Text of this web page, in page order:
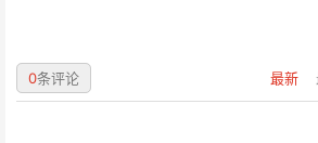
最新
0条评论